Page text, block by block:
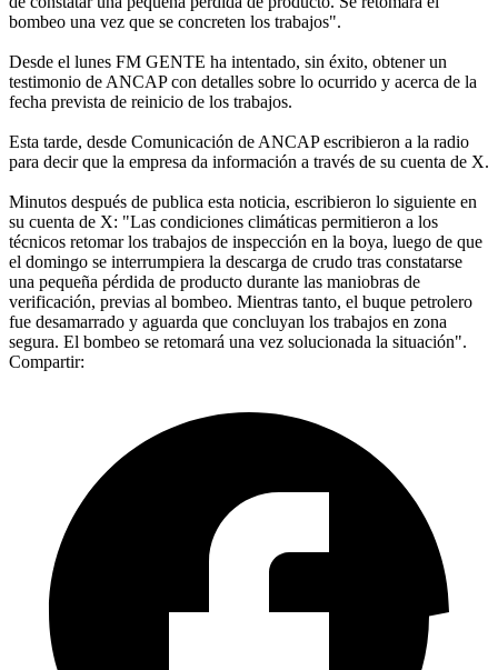
bombeo una vez que se concreten los trabajos".
Desde el lunes FM GENTE ha intentado, sin éxito, obtener un
testimonio de ANCAP con detalles sobre lo ocurrido y acerca de la
fecha prevista de reinicio de los trabajos.
Esta tarde, desde Comunicación de ANCAP escribieron a la radio
para decir que la empresa da información a través de su cuenta de X.
Minutos después de publica esta noticia, escribieron lo siguiente en
su cuenta de X: "Las condiciones climáticas permitieron a los
técnicos retomar los trabajos de inspección en la boya, luego de que
el domingo se interrumpiera la descarga de crudo tras constatarse
una pequeña pérdida de producto durante las maniobras de
verificación, previas al bombeo. Mientras tanto, el buque petrolero
fue desamarrado y aguarda que concluyan los trabajos en zona
segura. El bombeo se retomará una vez solucionada la situación".
Compartir: